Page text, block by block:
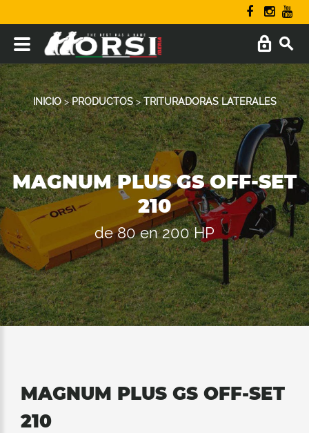
INICIO>PRODUCTOS>TRITURADORAS LATERALES
MAGNUM PLUS GS OFF-SET
210
de 80 en 200 HP
MAGNUM PLUS GS OFF-SET
210